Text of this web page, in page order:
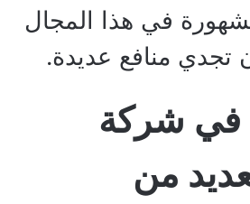
في هذا المجال
تجدي منافع عديدة.
في شركة
من